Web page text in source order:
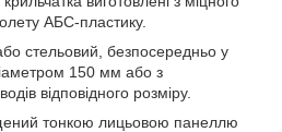
АБС-пластику.
стельовий, безпосередньо у
150 мм або з
відповідного розміру.
тонкою лицьовою панеллю